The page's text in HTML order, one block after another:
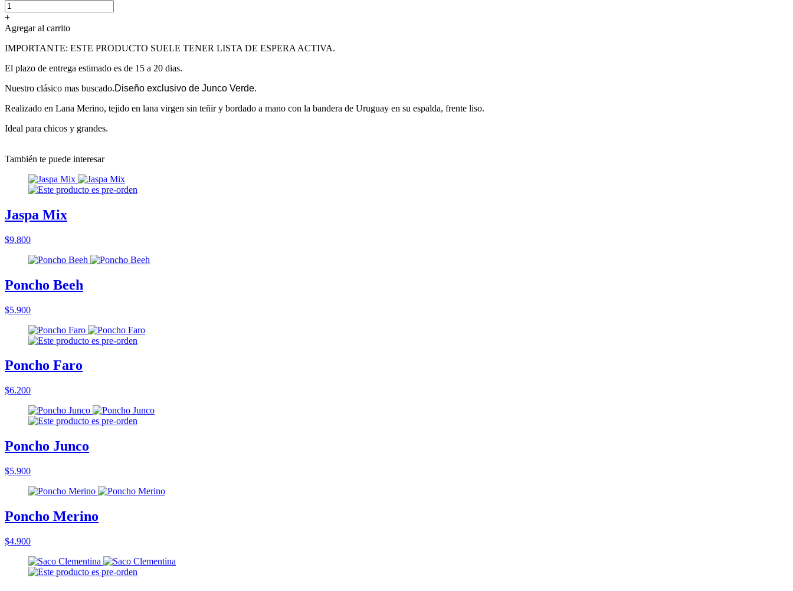
+
Agregar al carrito
IMPORTANTE: ESTE PRODUCTO SUELE TENER LISTA DE ESPERA ACTIVA.
El plazo de entrega estimado es de 15 a 20 dias.
Nuestro clásico mas buscado.Diseño exclusivo de Junco Verde.
Realizado en Lana Merino, tejido en lana virgen sin teñir y bordado a mano con la bandera de Uruguay en su espalda, frente liso.
Ideal para chicos y grandes.
También te puede interesar
Jaspa Mix
$9.800
Poncho Beeh
$5.900
Poncho Faro
$6.200
Poncho Junco
$5.900
Poncho Merino
$4.900